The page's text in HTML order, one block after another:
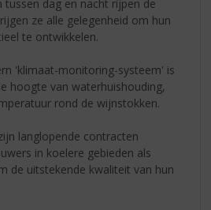
dag en nacht rijpen de
ze alle gelegenheid om hun
te ontwikkelen.
'klimaat-monitoring-systeem' is
hoogte van waterhuishouding,
rond de wijnstokken.
langlopende contracten
in koelere gebieden als
de uitstekende kwaliteit van hun